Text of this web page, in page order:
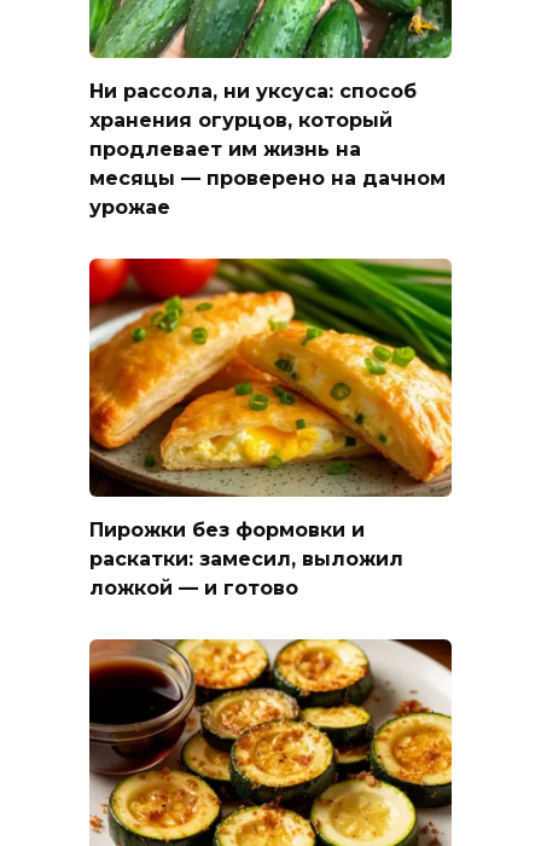
Ни рассола, ни уксуса: способ
хранения огурцов, который
продлевает им жизнь на
месяцы — проверено на дачном
урожае
Пирожки без формовки и
раскатки: замесил, выложил
ложкой — и готово